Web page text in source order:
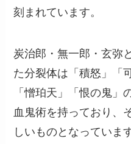
刻まれています。
炭治郎・無一郎・玄弥
た分裂体は「積怒」「
「憎珀天」「恨の鬼」
血鬼術を持っており、
しいものとなっています